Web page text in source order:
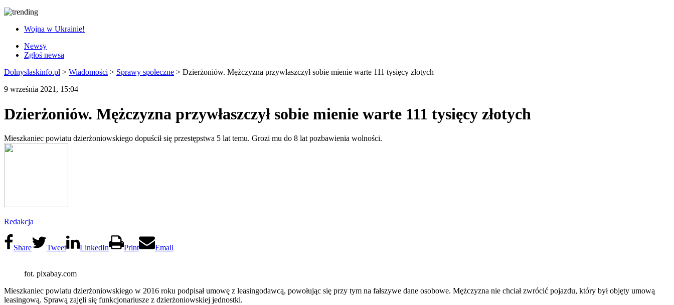
Wojna w Ukrainie!
Newsy
Zgłoś newsa
Dolnyslaskinfo.pl > Wiadomości > Sprawy społeczne > Dzierżoniów. Mężczyzna przywłaszczył sobie mienie warte 111 tysięcy złotych
9 września 2021, 15:04
Dzierżoniów. Mężczyzna przywłaszczył sobie mienie warte 111 tysięcy złotych
Mieszkaniec powiatu dzierżoniowskiego dopuścił się przestępstwa 5 lat temu. Grozi mu do 8 lat pozbawienia wolności.
Redakcja
Share Tweet LinkedIn Print Email
fot. pixabay.com
Mieszkaniec powiatu dzierżoniowskiego w 2016 roku podpisał umowę z leasingodawcą, powołując się przy tym na fałszywe dane osobowe. Mężczyzna nie chciał zwrócić pojazdu, który był objęty umową
leasingową. Sprawą zajęli się funkcjonariusze z dzierżoniowskiej jednostki.